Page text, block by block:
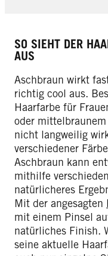
SO SIEHT DER
AUS
Aschbraun wirkt
richtig cool aus.
Haarfarbe für
oder
nicht langweilig
verschiedener
Aschbraun kann
mithilfe
natürlicheres
Mit der angesagten
mit einem Pinsel
natürliches Finish.
seine aktuelle